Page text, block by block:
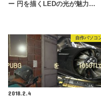
ー 円を描くLEDの光が魅力…
自作パソコ
2018.2.4